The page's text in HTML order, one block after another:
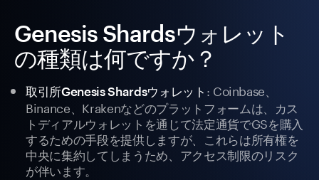
Genesis Shardsウォレット
の種類は何ですか？
取引所Genesis Shardsウォレット : Coinbase、
Binance、Krakenなどのプラットフォームは、カス
トディアルウォレットを通じて法定通貨でGSを購入
するための手段を提供しますが、これらは所有権を
中央に集約してしまうため、アクセス制限のリスク
が伴います。